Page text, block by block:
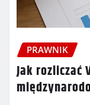
PRAWNIK
Jak rozliczać